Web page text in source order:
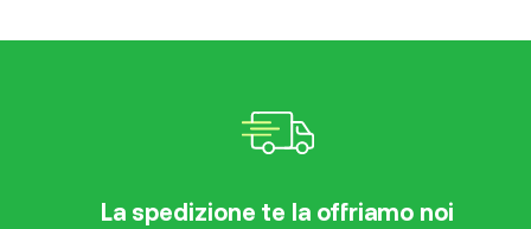
La spedizione te la offriamo noi